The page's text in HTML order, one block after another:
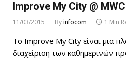
Improve My City @
11/03/2015 Byinfocom 1 Min
Το Improve My City είναι μια
διαχείριση των καθημερινών